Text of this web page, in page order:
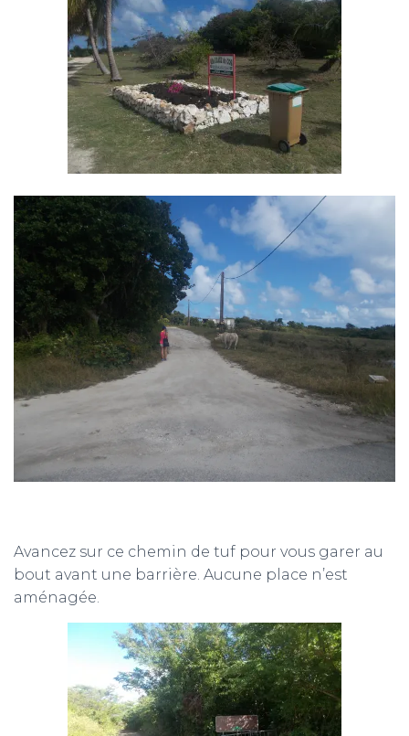
Avancez sur ce chemin de tuf pour vous garer au
bout avant une barrière. Aucune place n’est
aménagée.